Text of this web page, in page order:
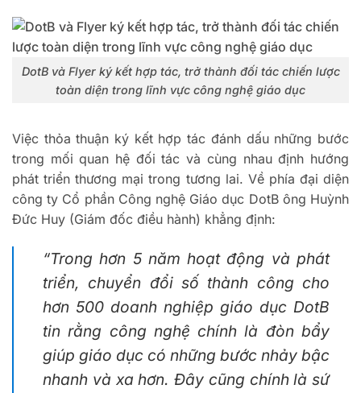
DotB và Flyer ký kết hợp tác, trở thành đối tác chiến lược
toàn diện trong lĩnh vực công nghệ giáo dục
Việc thỏa thuận ký kết hợp tác đánh dấu những bước
trong mối quan hệ đối tác và cùng nhau định hướng
phát triển thương mại trong tương lai. Về phía đại diện
công ty Cổ phần Công nghệ Giáo dục DotB ông Huỳnh
Đức Huy (Giám đốc điều hành) khẳng định:
“Trong hơn 5 năm hoạt động và phát
triển, chuyển đổi số thành công cho
hơn 500 doanh nghiệp giáo dục DotB
tin rằng công nghệ chính là đòn bẩy
giúp giáo dục có những bước nhảy bậc
nhanh và xa hơn. Đây cũng chính là sứ